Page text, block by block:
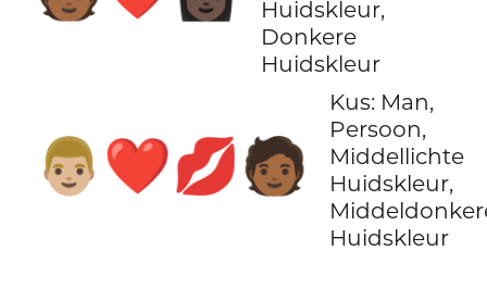
Huidskleur,
Donkere
Huidskleur
👨🏼‍❤️‍💋‍🧑🏾
Kus: Man,
Persoon,
Middellichte
Huidskleur,
Huidskleur